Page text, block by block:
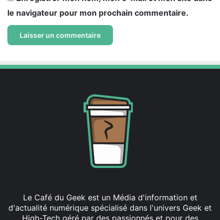
le navigateur pour mon prochain commentaire.
Le Café du Geek est un Média d'information et
d'actualité numérique spécialisé dans l'univers Geek et
High-Tech géré par des passionnés et pour des